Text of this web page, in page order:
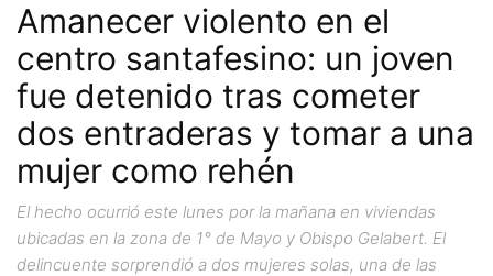
Amanecer violento en el
centro santafesino: un joven
fue detenido tras cometer
dos entraderas y tomar a una
mujer como rehén
El hecho ocurrió este lunes por la mañana en viviendas
ubicadas en la zona de 1° de Mayo y Obispo Gelabert. El
delincuente sorprendió a dos mujeres solas, una de las